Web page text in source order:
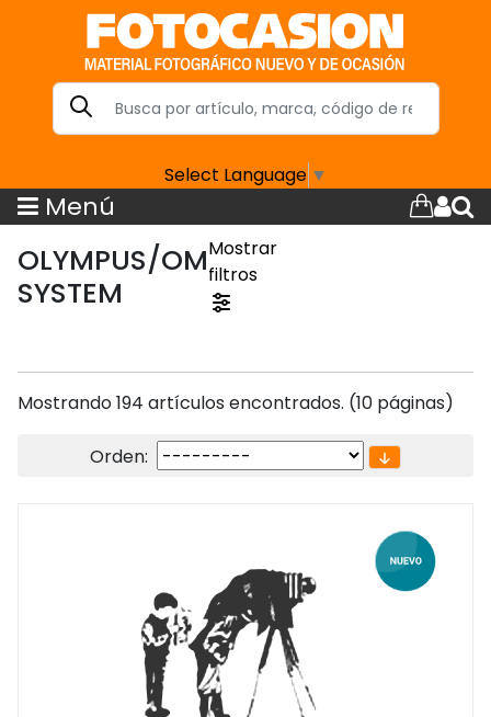
Select Language ▼
Menú
OLYMPUS/OM
SYSTEM
Mostrar
filtros
Mostrando 194 artículos encontrados. (10 páginas)
Orden: